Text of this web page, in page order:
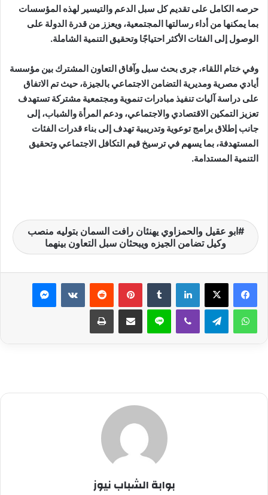
حرصه الكامل على تقديم كل سبل الدعم والتيسير لهذه المؤسسات
بما يمكنها من أداء رسالتها المجتمعية، ويعزز من قدرة الدولة على
الوصول إلى الفئات الأكثر احتياجًا وتحقيق التنمية الشاملة.
وفي ختام اللقاء، جرى بحث سبل وآفاق التعاون المشترك بين مؤسسة
أيادي مصرية ومديرية التضامن الاجتماعي بالجيزة، حيث تم الاتفاق
على دراسة آليات تنفيذ مبادرات تنموية ومجتمعية مشتركة تستهدف
تعزيز التمكين الاقتصادي والاجتماعي، ودعم المرأة والشباب، إلى
جانب إطلاق برامج توعوية وتدريبية تهدف إلى بناء قدرات الفئات
المستهدفة، بما يسهم في ترسيخ قيم التكافل الاجتماعي وتحقيق
التنمية المستدامة.
ابو عقيل والحمزاوي يهنئان رافت السمان بتوليه منصب
وكيل تضامن الجيزه ويبحثان سبل التعاون بينهما
لينكدإن بينتيريست ماسنجر
واتساب تيلقرام ڤايبر لاين مشاركة عبر البريد طباعة
بوابة الشباب نيوز